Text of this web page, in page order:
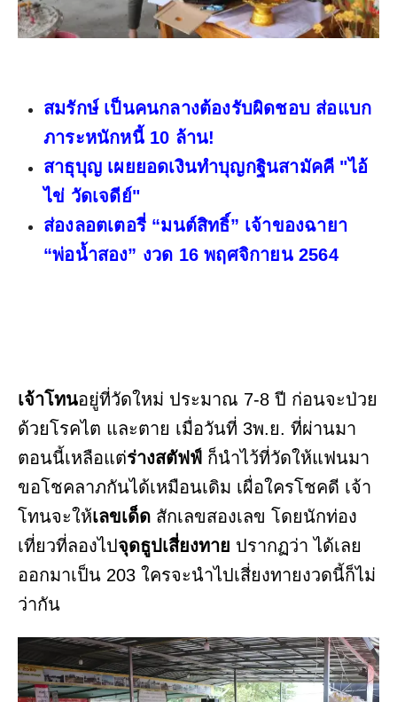
สมรักษ์ เป็นคนกลางต้องรับผิดชอบ ส่อแบก
ภาระหนักหนี้ 10 ล้าน!
สาธุบุญ เผยยอดเงินทำบุญกฐินสามัคคี "ไอ้
ไข่ วัดเจดีย์"
ส่องลอตเตอรี่ “มนต์สิทธิ์” เจ้าของฉายา
“พ่อน้ำสอง” งวด 16 พฤศจิกายน 2564
เจ้าโทนอยู่ที่วัดใหม่ ประมาณ 7-8 ปี ก่อนจะป่วย
ด้วยโรคไต และตาย เมื่อวันที่ 3พ.ย. ที่ผ่านมา
ตอนนี้เหลือแต่ร่างสตัฟฟ์ ก็นำไว้ที่วัดให้แฟนมา
ขอโชคลาภกันได้เหมือนเดิม เผื่อใครโชคดี เจ้า
โทนจะให้เลขเด็ด สักเลขสองเลข โดยนักท่อง
เที่ยวที่ลองไปจุดธูปเสี่ยงทาย ปรากฏว่า ได้เลย
ออกมาเป็น 203 ใครจะนำไปเสี่ยงทายงวดนี้ก็ไม่
ว่ากัน